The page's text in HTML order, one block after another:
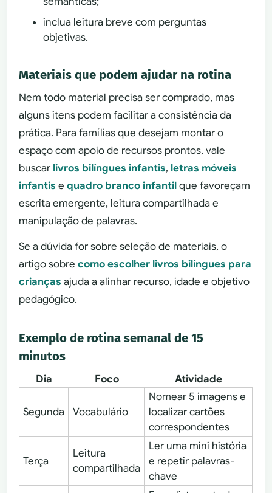
inclua leitura breve com perguntas
objetivas.
Materiais que podem ajudar na rotina
Nem todo material precisa ser comprado, mas
alguns itens podem facilitar a consistência da
prática. Para famílias que desejam montar o
espaço com apoio de recursos prontos, vale
buscar livros bilíngues infantis, letras móveis
infantis equadro branco infantilque favoreçam
escrita emergente, leitura compartilhada e
manipulação de palavras.
Se a dúvida for sobre seleção de materiais, o
artigo sobrecomo escolher livros bilíngues para
crianças ajuda a alinhar recurso, idade e objetivo
pedagógico.
Exemplo de rotina semanal de 15
minutos
Dia Foco Atividade
Segunda Vocabulário
Nomear 5 imagens e
localizar cartões
correspondentes
Terça
Leitura
compartilhada
Ler uma mini história
e repetir palavras-
chave